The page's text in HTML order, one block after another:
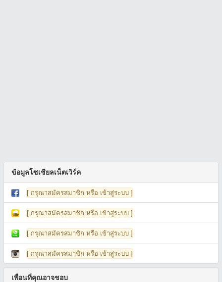
ข้อมูลโซเชียลเน็ตเวิร์ค
[ กรุณาสมัครสมาชิก หรือ เข้าสู่ระบบ ]
[ กรุณาสมัครสมาชิก หรือ เข้าสู่ระบบ ]
[ กรุณาสมัครสมาชิก หรือ เข้าสู่ระบบ ]
[ กรุณาสมัครสมาชิก หรือ เข้าสู่ระบบ ]
เพื่อนที่คุณอาจชอบ